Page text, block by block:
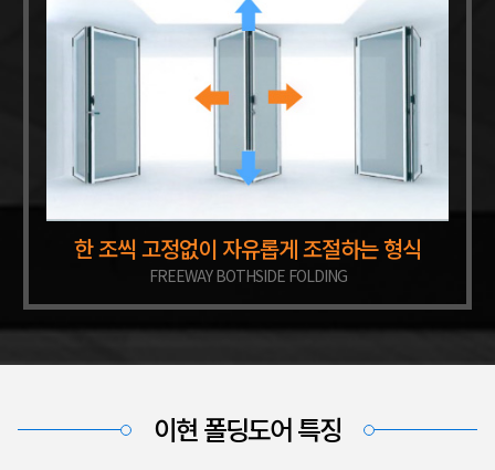
한 조씩 고정없이 자유롭게 조절하는 형식
FREEWAY BOTHSIDE FOLDING
이현 폴딩도어 특징